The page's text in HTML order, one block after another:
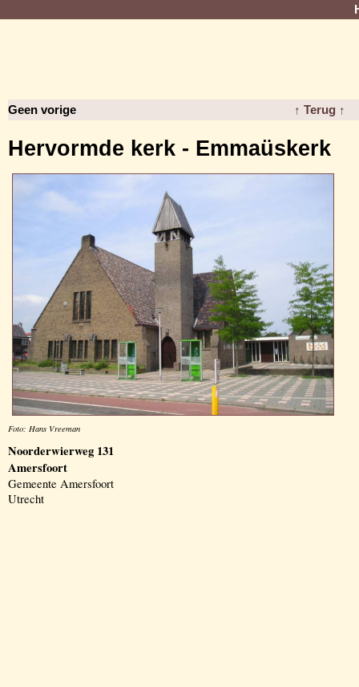
Geen vorige ↑ Terug ↑
Hervormde kerk - Emmaüskerk
Foto: Hans Vreeman
Noorderwierweg 131
Amersfoort
Gemeente Amersfoort
Utrecht